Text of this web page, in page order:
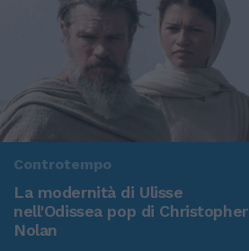
Controtempo
La modernità di Ulisse
nell'Odissea pop di Christopher
Nolan